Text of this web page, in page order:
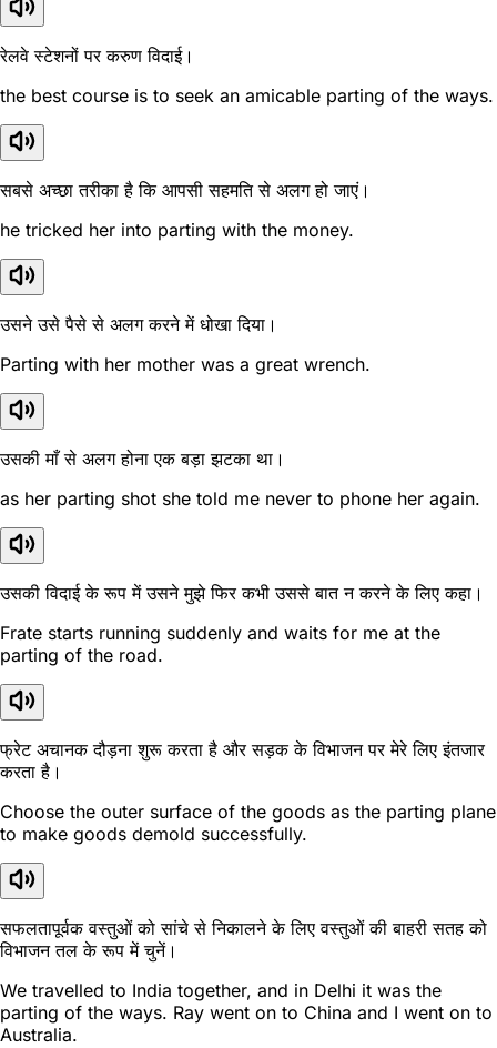
रेलवे स्टेशनों पर करुण विदाई।
the best course is to seek an amicable parting of the ways.
सबसे अच्छा तरीका है कि आपसी सहमति से अलग हो जाएं।
he tricked her into parting with the money.
उसने उसे पैसे से अलग करने में धोखा दिया।
Parting with her mother was a great wrench.
उसकी माँ से अलग होना एक बड़ा झटका था।
as her parting shot she told me never to phone her again.
उसकी विदाई के रूप में उसने मुझे फिर कभी उससे बात न करने के लिए कहा।
Frate starts running suddenly and waits for me at the
parting of the road.
फ्रेट अचानक दौड़ना शुरू करता है और सड़क के विभाजन पर मेरे लिए इंतजार
करता है।
Choose the outer surface of the goods as the parting plane
to make goods demold successfully.
सफलतापूर्वक वस्तुओं को सांचे से निकालने के लिए वस्तुओं की बाहरी सतह को
विभाजन तल के रूप में चुनें।
We travelled to India together, and in Delhi it was the
parting of the ways. Ray went on to China and I went on to
Australia.